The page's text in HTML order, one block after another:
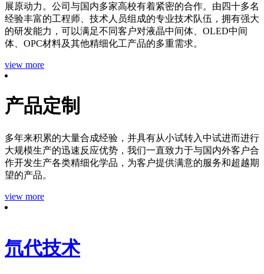
展原动力。公司与国内多家高校有着紧密的合作。由四十多名
经验丰富的工程师、技术人员组成的专业技术队伍，拥有强大
的研发能力，可以满足不同客户对液晶中间体、OLED中间
体、OPC材料及其他精细化工产品的多重需求。
view more
产品定制
多年来积累的大量合成经验，并具有从小试转入中试进而进行
大规模生产的迅速反应优势，我们一直致力于与国内外客户合
作开发生产各类精细化学品，为客户提供满意的服务和超越期
望的产品。
view more
氘代技术